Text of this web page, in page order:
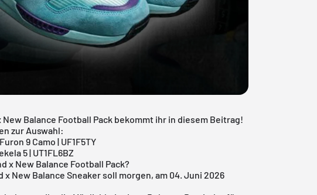
New Balance Football Pack bekommt ihr in diesem Beitrag!
zur Auswahl:
9 Camo | UF1F5TY
5 | UT1FL6BZ
x New Balance Football Pack?
x New Balance Sneaker soll morgen, am 04. Juni 2026